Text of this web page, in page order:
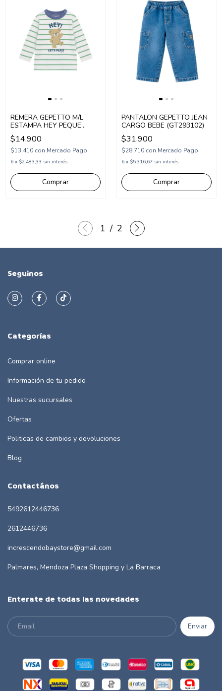
REMERA GEPETTO M/L
ESTAMPA HEY PEQUE
(GT293300)
$14.900
$13.410 con Mercado Pago
6 x $2.483,33 sin interés
Comprar
PANTALON GEPETTO JEAN
CARGO BEBE (GT293102)
$31.900
$28.710 con Mercado Pago
6 x $5.316,67 sin interés
Comprar
1 / 2
Seguinos
Categorías
Comprar online
Información de tu pedido
Nuestras sucursales
Ofertas
Politicas de cambios y devoluciones
Blog
Contactános
5492612446736
2612446736
increscendobaystore@gmail.com
Palmares, Mendoza Plaza Shopping y La Barraca
Enterate de todas las novedades